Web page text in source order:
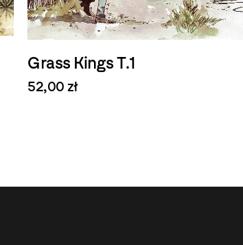
Grass Kings T.1
52,00 zł